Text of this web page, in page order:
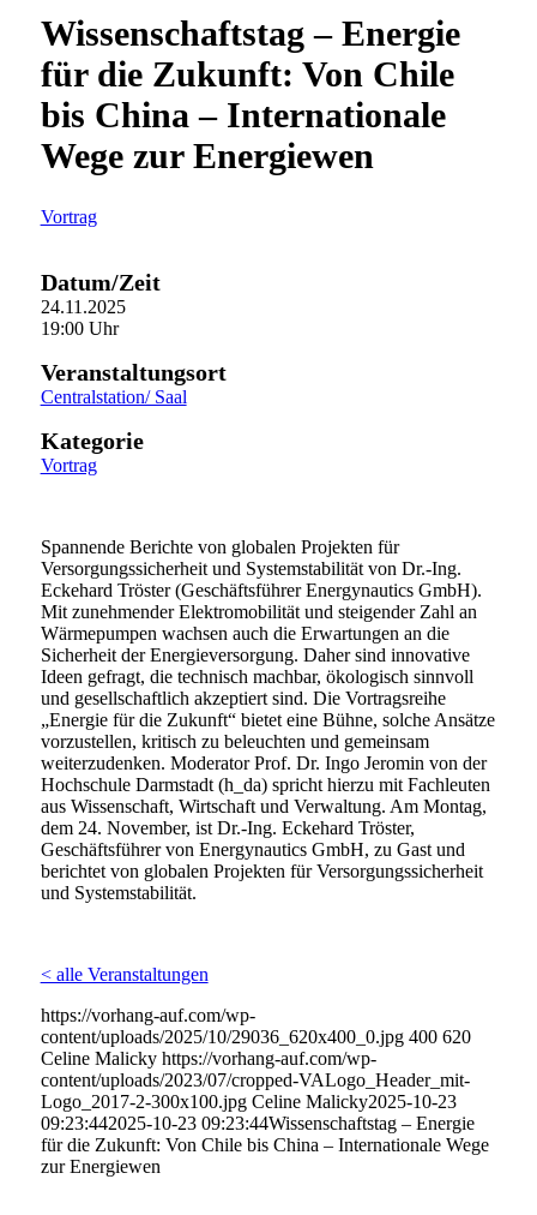
Wissenschaftstag – Energie
für die Zukunft: Von Chile
bis China – Internationale
Wege zur Energiewen
Vortrag
Datum/Zeit
24.11.2025
19:00 Uhr
Veranstaltungsort
Centralstation/ Saal
Kategorie
Vortrag
Spannende Berichte von globalen Projekten für
Versorgungssicherheit und Systemstabilität von Dr.-Ing.
Eckehard Tröster (Geschäftsführer Energynautics GmbH).
Mit zunehmender Elektromobilität und steigender Zahl an
Wärmepumpen wachsen auch die Erwartungen an die
Sicherheit der Energieversorgung. Daher sind innovative
Ideen gefragt, die technisch machbar, ökologisch sinnvoll
und gesellschaftlich akzeptiert sind. Die Vortragsreihe
„Energie für die Zukunft“ bietet eine Bühne, solche Ansätze
vorzustellen, kritisch zu beleuchten und gemeinsam
weiterzudenken. Moderator Prof. Dr. Ingo Jeromin von der
Hochschule Darmstadt (h_da) spricht hierzu mit Fachleuten
aus Wissenschaft, Wirtschaft und Verwaltung. Am Montag,
dem 24. November, ist Dr.-Ing. Eckehard Tröster,
Geschäftsführer von Energynautics GmbH, zu Gast und
berichtet von globalen Projekten für Versorgungssicherheit
und Systemstabilität.
< alle Veranstaltungen
https://vorhang-auf.com/wp-
content/uploads/2025/10/29036_620x400_0.jpg 400 620
Celine Malicky https://vorhang-auf.com/wp-
content/uploads/2023/07/cropped-VALogo_Header_mit-
Logo_2017-2-300x100.jpg Celine Malicky2025-10-23
09:23:442025-10-23 09:23:44Wissenschaftstag – Energie
für die Zukunft: Von Chile bis China – Internationale Wege
zur Energiewen